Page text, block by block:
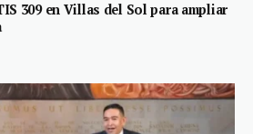
309 en Villas del Sol para ampliar